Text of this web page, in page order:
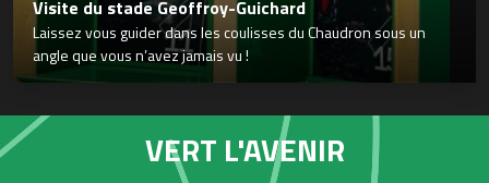
Visite du stade Geoffroy-Guichard
Laissez vous guider dans les coulisses du Chaudron sous un
angle que vous n’avez jamais vu !
VERT L'AVENIR